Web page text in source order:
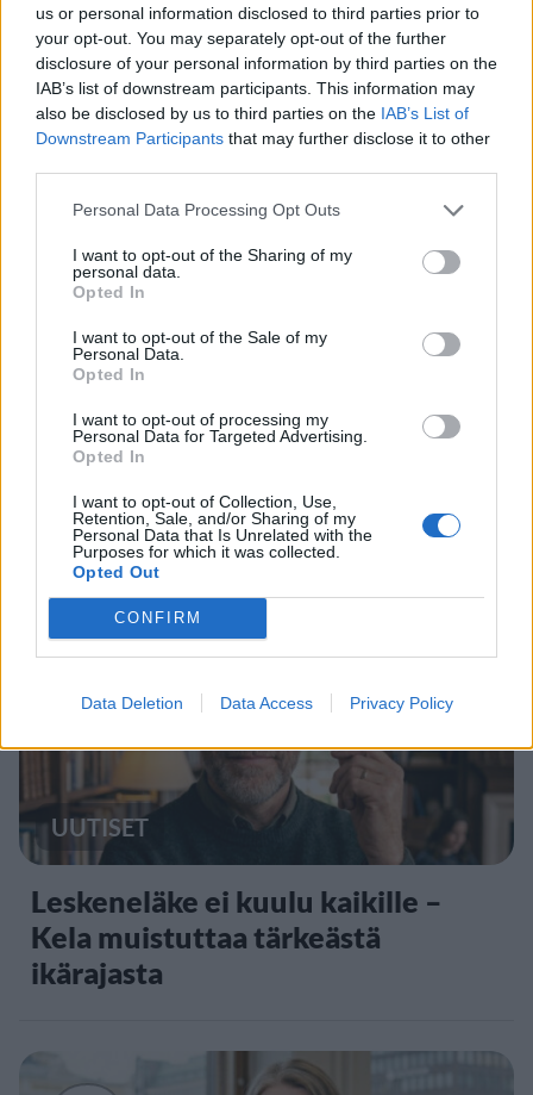
us or personal information disclosed to third parties prior to
your opt-out. You may separately opt-out of the further
disclosure of your personal information by third parties on the
IAB’s list of downstream participants. This information may
also be disclosed by us to third parties on the IAB’s List of
Downstream Participants that may further disclose it to other
Personal Data Processing Opt Outs
I want to opt-out of the Sharing of my
personal data.
Opted In
I want to opt-out of the Sale of my
Personal Data.
Opted In
I want to opt-out of processing my
Personal Data for Targeted Advertising.
Opted In
I want to opt-out of Collection, Use,
Retention, Sale, and/or Sharing of my
Personal Data that Is Unrelated with the
Purposes for which it was collected.
Opted Out
CONFIRM
Data Deletion Data Access Privacy Policy
Staran luetuimmat
1
VIIHDEUUTISET
Alexander Stubb ja Aleksander
Barkov juhlivat Eppu Normaalia –
yksityiskohta herätti huomiota
2
UUTISET
Leskeneläke ei kuulu kaikille –
Kela muistuttaa tärkeästä
ikärajasta